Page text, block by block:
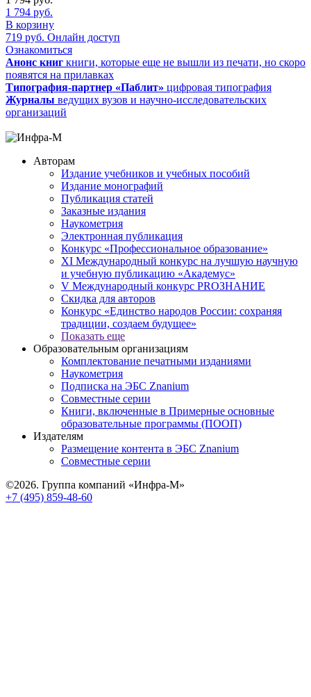
1 794 руб.
В корзину
719 руб. Онлайн доступ
Ознакомиться
Анонс книг книги, которые еще не вышли из печати, но скоро
появятся на прилавках
Типография-партнер «Паблит» цифровая типография
Журналы ведущих вузов и научно-исследовательских
организаций
Авторам
Издание учебников и учебных пособий
Издание монографий
Публикация статей
Заказные издания
Наукометрия
Электронная публикация
Конкурс «Профессиональное образование»
XI Международный конкурс на лучшую научную
и учебную публикацию «Академус»
V Международный конкурс PROЗНАНИЕ
Скидка для авторов
Конкурс «Единство народов России: сохраняя
традиции, создаем будущее»
Показать еще
Образовательным организациям
Комплектование печатными изданиями
Наукометрия
Подписка на ЭБС Znanium
Совместные серии
Книги, включенные в Примерные основные
образовательные программы (ПООП)
Издателям
Размещение контента в ЭБС Znanium
Совместные серии
©2026. Группа компаний «Инфра-М»
+7 (495) 859-48-60